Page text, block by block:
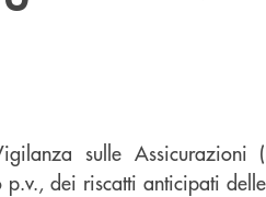
sulle Assicurazioni
dei riscatti anticipati